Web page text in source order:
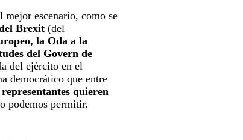
mejor escenario, como se
Brexit (del
la Oda a la
del Govern de
del ejército en el
democrático que entre
quieren
podemos permitir.